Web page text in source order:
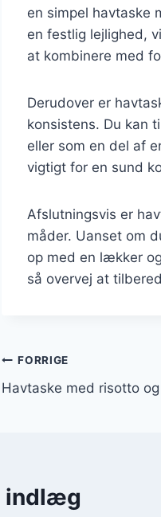
en simpel havtaske
en festlig lejlighed,
at kombinere med
Derudover er
konsistens. Du kan
eller som en del af
vigtigt for en sund
Afslutningsvis er
måder. Uanset om
op med en lækker
så overvej at
FORRIGE
Havtaske med risotto
indlæg